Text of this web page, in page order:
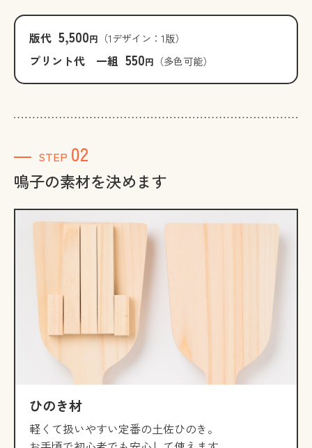
版代 5,500円 （1デザイン：1版）
プリント代 一組 550円 （多色可能）
STEP 02
鳴子の素材を決めます
ひのき材
軽くて扱いやすい定番の土佐ひのき。